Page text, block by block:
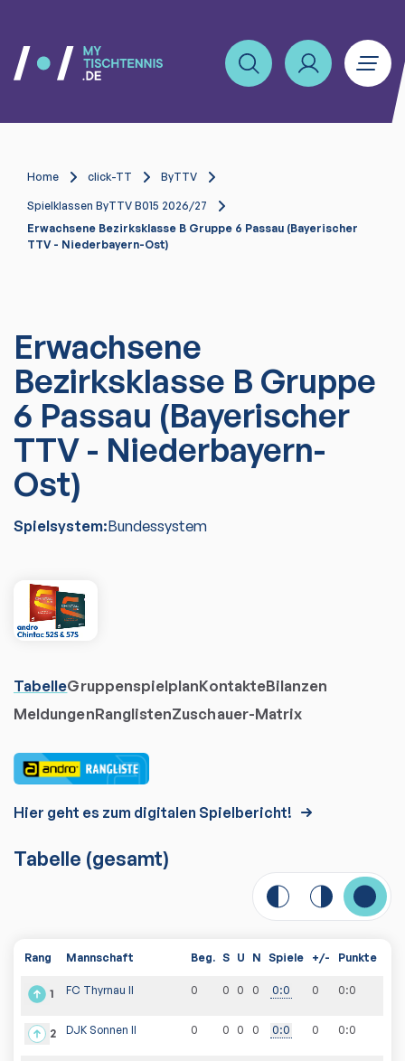
Home click-TT ByTTV
Spielklassen ByTTV B015 2026/27
Erwachsene Bezirksklasse B Gruppe 6 Passau (Bayerischer
TTV - Niederbayern-Ost)
Erwachsene
Bezirksklasse B Gruppe
6 Passau (Bayerischer
TTV - Niederbayern-
Ost)
Spielsystem:Bundessystem
TabelleGruppenspielplanKontakteBilanzen
MeldungenRanglistenZuschauer-Matrix
Hier geht es zum digitalen Spielbericht!
Tabelle (gesamt)
Rang Mannschaft Beg. S U N Spiele +/- Punkte
1 FC Thyrnau II 0 0 0 0 0:0 0 0:0
2 DJK Sonnen II 0 0 0 0 0:0 0 0:0